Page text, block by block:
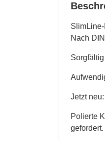
Nach
Jetzt
Polierte
gefordert.